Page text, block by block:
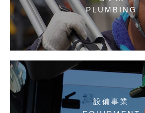
PLUMBING
設備事業